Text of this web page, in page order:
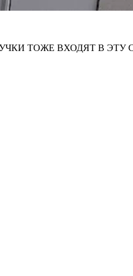
ТОЖЕ ВХОДЯТ В ЭТУ